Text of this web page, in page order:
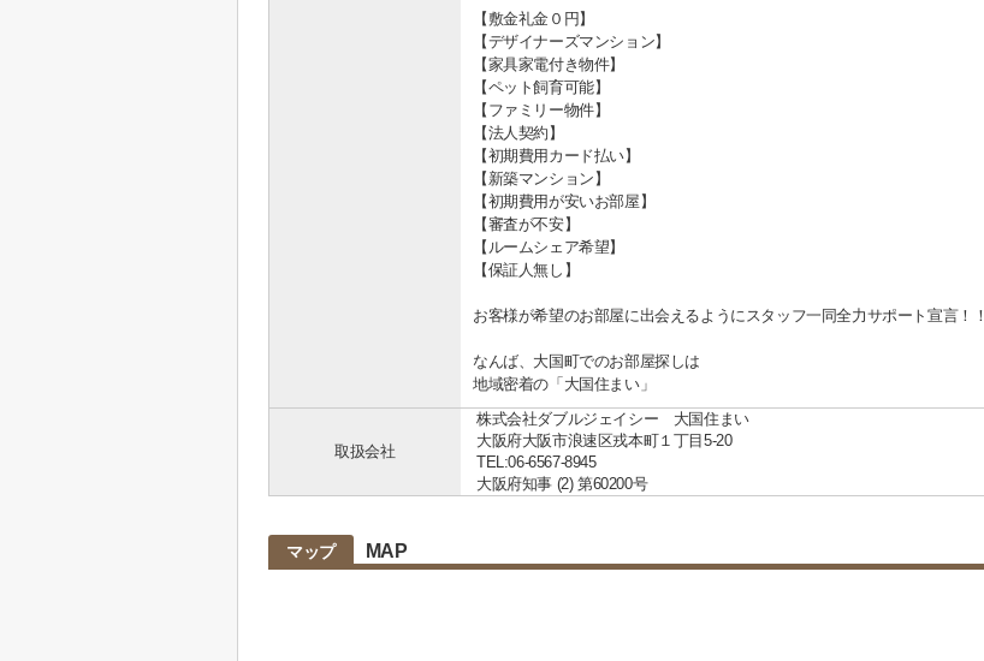
【敷金礼金０円】
【デザイナーズマンション】
【家具家電付き物件】
【ペット飼育可能】
【ファミリー物件】
【法人契約】
【初期費用カード払い】
【新築マンション】
【初期費用が安いお部屋】
【審査が不安】
【ルームシェア希望】
【保証人無し】
お客様が希望のお部屋に出会えるようにスタッフ一同全力サポート宣言！！
なんば、大国町でのお部屋探しは
地域密着の「大国住まい」
取扱会社
株式会社ダブルジェイシー 大国住まい
大阪府大阪市浪速区戎本町１丁目5-20
TEL:06-6567-8945
大阪府知事 (2) 第60200号
マップ MAP